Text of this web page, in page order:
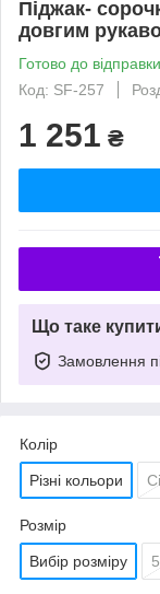
Піджак-
довгим
Готово до
Код: SF-257
1 251 ₴
Що таке
Замовлення
Колір
Різні кольори
Розмір
Вибір розміру